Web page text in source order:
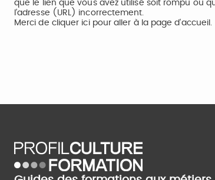
que le lien que vous avez utilisé soit rompu ou
l’adresse (URL) incorrectement.
Merci de cliquer icipour aller à la page d'accueil.